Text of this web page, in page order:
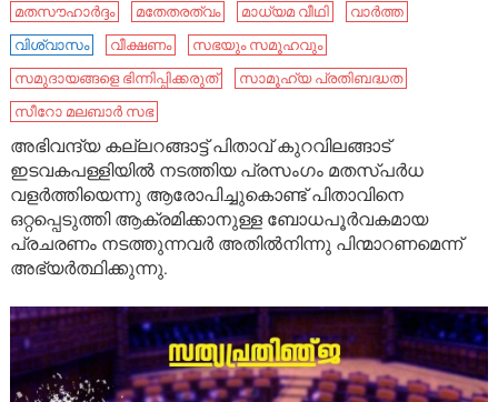
മതസൗഹാർദ്ദം
മതേതരത്വം മാധ്യമ വീഥി
വാർത്ത
വിശ്വാസം
വീക്ഷണം
സഭയും സമൂഹവും
സമുദായങ്ങളെ ഭിന്നിപ്പിക്കരുത്
സാമൂഹ്യ പ്രതിബദ്ധത
സീറോ മലബാര്‍ സഭ
അഭിവന്ദ്യ കല്ലറങ്ങാട്ട് പിതാവ് കുറവിലങ്ങാട്
ഇടവകപള്ളിയിൽ നടത്തിയ പ്രസംഗം മതസ്പർധ
വളർത്തിയെന്നു ആരോപിച്ചുകൊണ്ട് പിതാവിനെ
ഒറ്റപ്പെടുത്തി ആക്രമിക്കാനുള്ള ബോധപൂർവകമായ
പ്രചരണം നടത്തുന്നവർ അതിൽനിന്നു പിന്മാറണമെന്ന്
അഭ്യർത്ഥിക്കുന്നു.